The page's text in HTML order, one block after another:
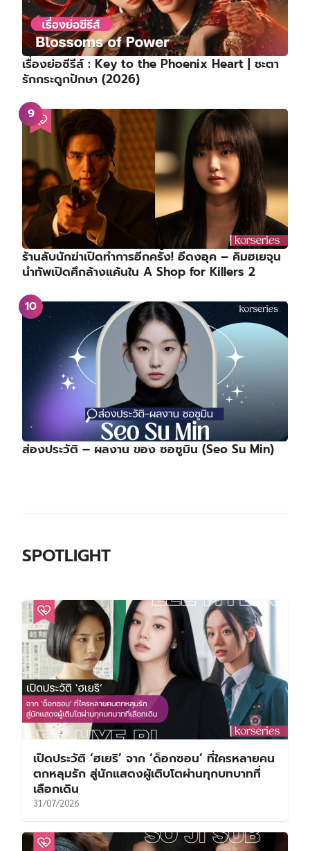
เรื่องย่อซีรีส์ : Key to the Phoenix Heart | ชะตา
รักกระดูกปักษา (2026)
ร้านลับนักฆ่าเปิดทำการอีกครั้ง! อีดงอุค – คิมฮเยจุน
นำทัพเปิดศึกล้างแค้นใน A Shop for Killers 2
ส่องประวัติ – ผลงาน ของ ซอซูมิน (Seo Su Min)
SPOTLIGHT
เปิดประวัติ ‘ฮเยริ’ จาก ‘ด็อกซอน’ ที่ใครหลายคน
ตกหลุมรัก สู่นักแสดงผู้เติบโตผ่านทุกบทบาทที่
เลือกเดิน
31/07/2026